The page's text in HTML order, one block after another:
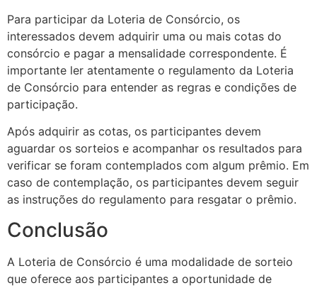
Para participar da Loteria de Consórcio, os
interessados devem adquirir uma ou mais cotas do
consórcio e pagar a mensalidade correspondente. É
importante ler atentamente o regulamento da Loteria
de Consórcio para entender as regras e condições de
participação.
Após adquirir as cotas, os participantes devem
aguardar os sorteios e acompanhar os resultados para
verificar se foram contemplados com algum prêmio. Em
caso de contemplação, os participantes devem seguir
as instruções do regulamento para resgatar o prêmio.
Conclusão
A Loteria de Consórcio é uma modalidade de sorteio
que oferece aos participantes a oportunidade de